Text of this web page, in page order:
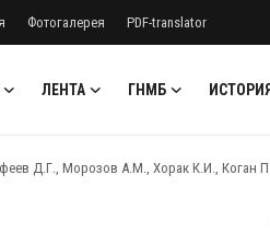
Фотогалерея PDF-translator
ЛЕНТА ГНМБ
Д.Г., Морозов А.М., Хорак К.И.,